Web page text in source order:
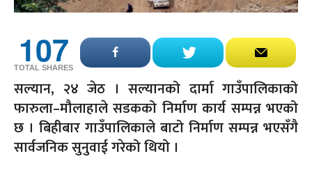
107
TOTAL SHARES
सल्यान, २४ जेठ । सल्यानको दार्मा गाउँपालिकाको
फारुला–मौलाहाले सडकको निर्माण कार्य सम्पन्न भएको
छ । बिहीबार गाउँपालिकाले बाटो निर्माण सम्पन्न भएसँगै
सार्वजनिक सुनुवाई गरेको थियो ।